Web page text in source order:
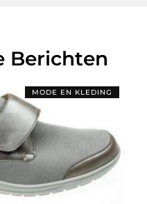
Berichten
MODE EN KLEDING